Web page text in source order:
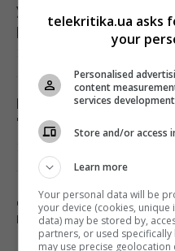
український аналог
розповіли
Росія вдарила по
"Чорноморець" в
16:37 п'ятниця, 07 серпня 2026
Дрони вже пів доби
провів "морський
16:31 п'ятниця, 07 серпня 2026
telekritika.ua asks
your
Personalised
content
services development
Store and/or access
Learn more
Your personal data will be
your device (cookies,
data) may be stored by,
partners, or used
may use precise geolocation